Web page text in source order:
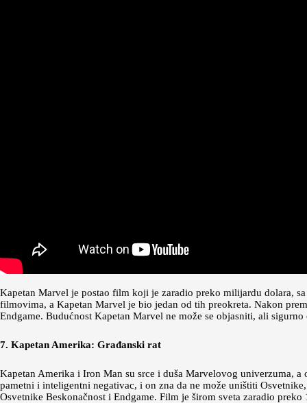
Kapetan Marvel je postao film koji je zaradio preko milijardu dolara,
filmovima, a Kapetan Marvel je bio jedan od tih preokreta. Nakon
Endgame. Budućnost Kapetan Marvel ne može se objasniti, ali
7. Kapetan Amerika: Građanski rat
Kapetan Amerika i Iron Man su srce i duša Marvelovog univerzuma,
pametni i inteligentni negativac, i on zna da ne može uništiti
Osvetnike Beskonačnost i Endgame. Film je širom sveta zaradio